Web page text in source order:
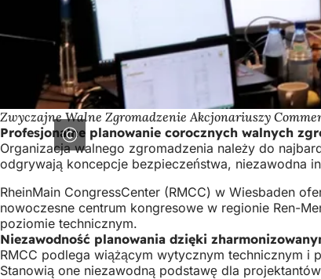
Zwyczajne Walne Zgromadzenie Akcjonariuszy
Profesjonalne planowanie corocznych walnych
Organizacja walnego zgromadzenia należy do
odgrywają koncepcje bezpieczeństwa, niezawodna
RheinMain CongressCenter (RMCC) w Wiesbaden
nowoczesne centrum kongresowe w regionie Ren-
poziomie technicznym.
Niezawodność planowania dzięki
RMCC podlega wiążącym wytycznym technicznym i
Stanowią one niezawodną podstawę dla